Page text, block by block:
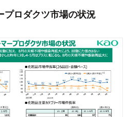
プロダクツ市場の状況